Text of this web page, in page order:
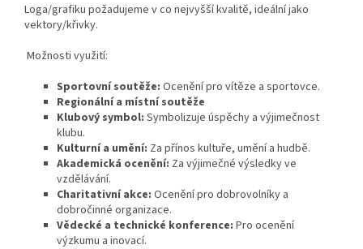
Loga/grafiku požadujeme v co nejvyšší kvalitě, ideální jako
vektory/křivky.
Možnosti využití:
Sportovní soutěže: Ocenění pro vítěze a sportovce.
Regionální a místní soutěže
Klubový symbol: Symbolizuje úspěchy a výjimečnost
klubu.
Kulturní a umění: Za přínos kultuře, umění a hudbě.
Akademická ocenění: Za výjimečné výsledky ve
vzdělávání.
Charitativní akce: Ocenění pro dobrovolníky a
dobročinné organizace.
Vědecké a technické konference: Pro ocenění
výzkumu a inovací.